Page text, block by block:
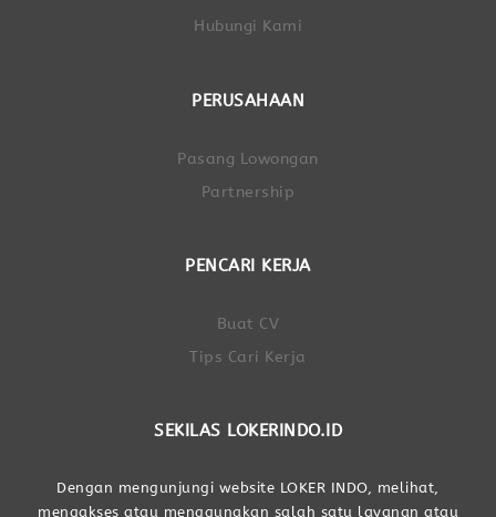
Hubungi Kami
PERUSAHAAN
Pasang Lowongan
Partnership
PENCARI KERJA
Buat CV
Tips Cari Kerja
SEKILAS LOKERINDO.ID
Dengan mengunjungi website LOKER INDO, melihat,
mengakses atau menggunakan salah satu layanan atau